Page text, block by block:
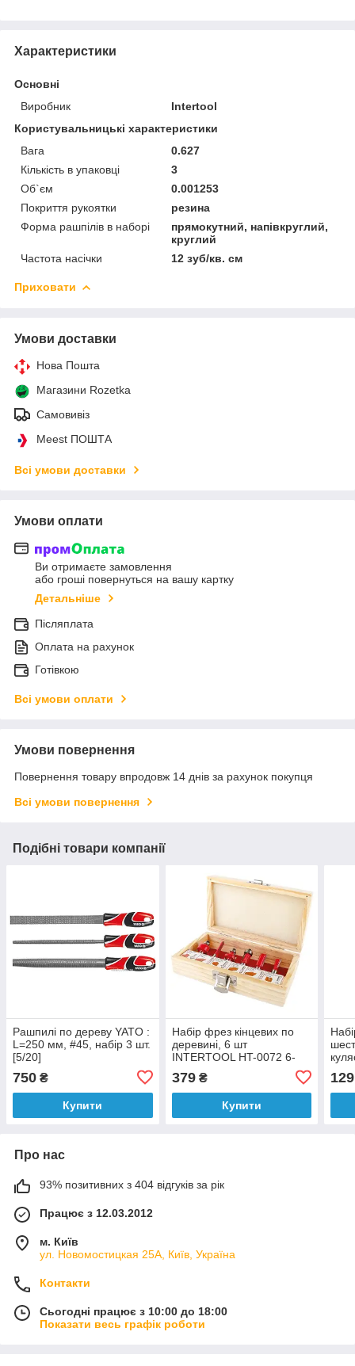
Характеристики
Основні
Виробник
Intertool
Користувальницькі характеристики
Вага
0.627
Кількість в упаковці
3
Об`єм
0.001253
Покриття рукоятки
резина
Форма рашпілів в наборі
прямокутний, напівкруглий,
круглий
Частота насічки
12 зуб/кв. см
Приховати
Умови доставки
Нова Пошта
Магазини Rozetka
Самовивіз
Meest ПОШТА
Всі умови доставки
Умови оплати
Ви отримаєте замовлення
або гроші повернуться на вашу картку
Детальніше
Післяплата
Оплата на рахунок
Готівкою
Всі умови оплати
Умови повернення
Повернення товару впродовж 14 днів за рахунок покупця
Всі умови повернення
Подібні товари компанії
Рашпилі по дереву YATO :
L=250 мм, #45, набір 3 шт.
[5/20]
750 ₴
Купити
Набір фрез кінцевих по
деревині, 6 шт
INTERTOOL HT-0072 6-
379₴
Купити
129
Про нас
93% позитивних з 404 відгуків за рік
Працює з 12.03.2012
м. Київ
ул. Новомостицкая 25А, Київ, Україна
Контакти
Сьогодні працює з 10:00 до 18:00
Показати весь графік роботи